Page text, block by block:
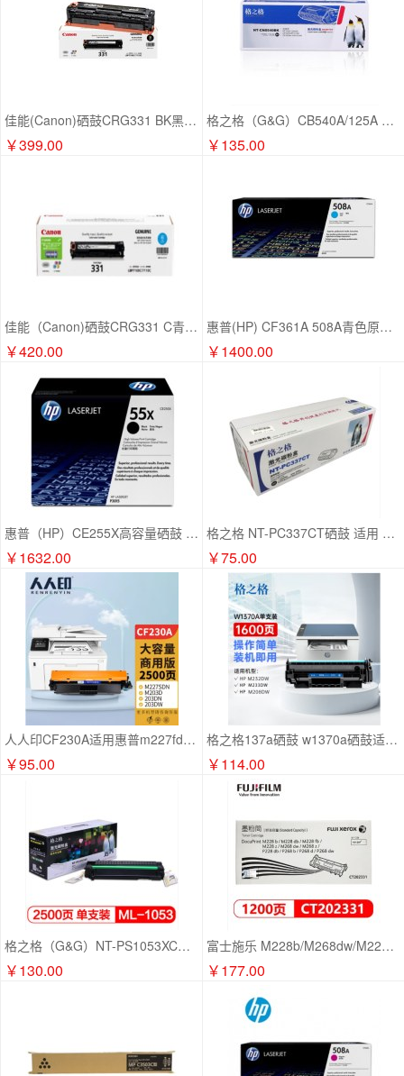
佳能(Canon)硒鼓CRG331 BK黑色(适用LBP7110Cw/MF8280Cw)
￥399.00
格之格（G&G）CB540A/125A 黑色硒鼓（适用于 LaserJet CP1215 cp1515n cp1518n cm1312mfp)
￥135.00
佳能（Canon)硒鼓CRG331 C青色(适用LBP7110Cw/MF8280Cw)
￥420.00
惠普(HP) CF361A 508A青色原装硒鼓 （适用M553dn/M577dn/552dn）
￥1400.00
惠普（HP）CE255X高容量硒鼓 55X 适用LaserJet P3015/521dn/521dw/525dn 约12500页
￥1632.00
格之格 NT-PC337CT硒鼓 适用 佳能CC337CCanon Image Class MF249dw/iC MF246dn/iC MF236n/iC MF243d打印机
￥75.00
人人印CF230A适用惠普m227fdw硒鼓HP LaserJet Pro m227sdn/fdn m203d 203dn/dw/fdw打印机粉盒墨盒
￥95.00
格之格137a硒鼓 w1370a硒鼓适用惠普m232dw硒鼓 m233sdw m233dw m233sdn m232dwc m208dw打印机粉盒带芯片
￥114.00
格之格（G&G）NT-PS1053XC商用专业版黑色硒鼓适用ML-D1053L三星ML-1911/2526/2581N/SCX-4601
￥130.00
富士施乐 M228b/M268dw/M228db 原装墨粉盒墨粉 标准容量墨粉（1200页） CT202331
￥177.00